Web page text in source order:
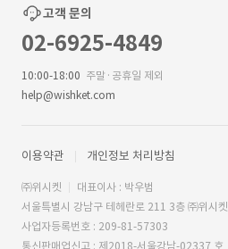
고객 문의
02-6925-4849
10:00-18:00 주말·공휴일 제외
help@wishket.com
이용약관 개인정보 처리방침
㈜위시켓
대표이사 : 박우범
서울특별시 강남구 테헤란로 211 3층 ㈜위시켓
사업자등록번호 : 209-81-57303
통신판매업신고 : 제2018-서울강남-02337 호